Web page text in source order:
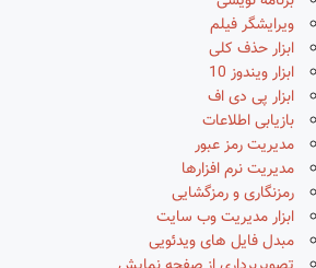
ویرایشگر فیلم
ابزار حذف کلی
ابزار ویندوز 10
ابزار پی دی اف
بازیابی اطلاعات
مدیریت رمز عبور
مدیریت نرم افزارها
رمزنگاری و رمزگشایی
ابزار مدیریت وب سایت
مبدل فایل های ویدئویی